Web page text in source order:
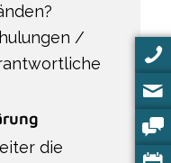
/
die